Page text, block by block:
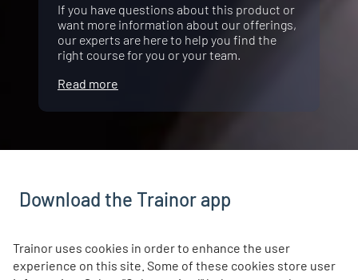
If you have questions about this product or
want more information about our offerings,
our experts are here to help you find the
right course for you or your team.
Read more
Download the Trainor app
directly from your mobile or tablet, even if you don't have
coverage. The app is free, and you log in with the same
Trainor uses cookies in order to enhance the user
experience on this site. Some of these cookies store user